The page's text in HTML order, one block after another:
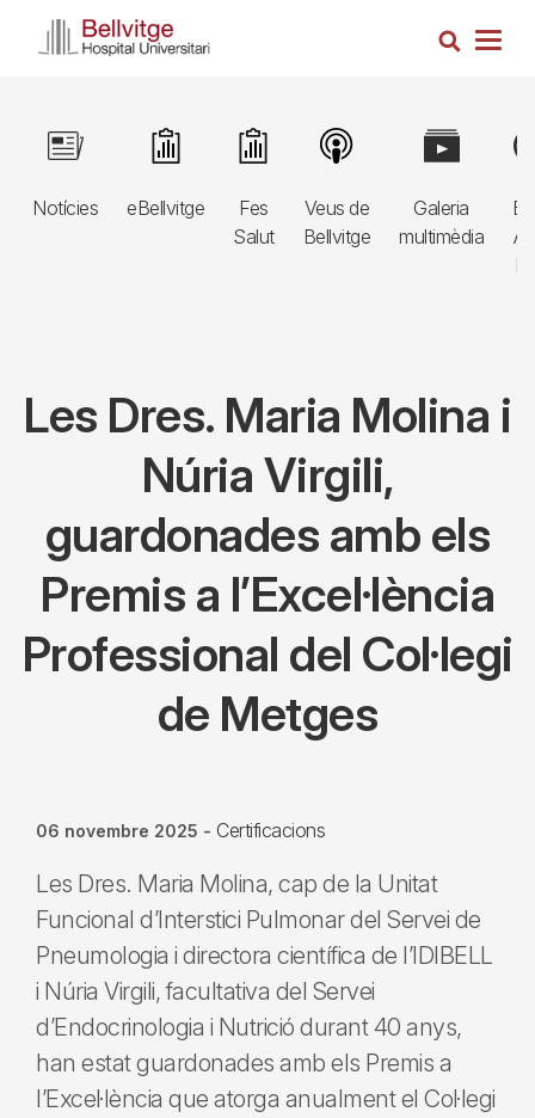
Cerca
Navegació
principal
3r
Notícies
Image
eBellvitge
Image
Fes
Salut
Image
Veus de
Bellvitge
Image
Galeria
multimèdia
Image
Les Dres. Maria Molina i
Núria Virgili,
guardonades amb els
Premis a l’Excel·lència
Professional del Col·legi
de Metges
06 novembre 2025 - Certificacions
Les Dres. Maria Molina, cap de la Unitat
Funcional d’Interstici Pulmonar del Servei de
Pneumologia i directora científica de l’IDIBELL
i Núria Virgili, facultativa del Servei
d’Endocrinologia i Nutrició durant 40 anys,
han estat guardonades amb els Premis a
l’Excel·lència que atorga anualment el Col·legi